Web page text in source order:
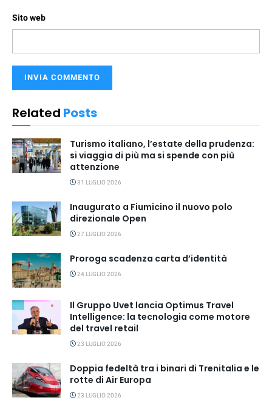
Sito web
Related Posts
Turismo italiano, l’estate della prudenza:
si viaggia di più ma si spende con più
attenzione
31 LUGLIO 2026
Inaugurato a Fiumicino il nuovo polo
direzionale Open
27 LUGLIO 2026
Proroga scadenza carta d’identità
24 LUGLIO 2026
Il Gruppo Uvet lancia Optimus Travel
Intelligence: la tecnologia come motore
del travel retail
23 LUGLIO 2026
Doppia fedeltà tra i binari di Trenitalia e le
rotte di Air Europa
23 LUGLIO 2026